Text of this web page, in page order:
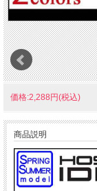
価格:2,288円(税込)
商品説明